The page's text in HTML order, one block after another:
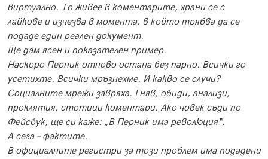
виртуално. То живее в коментарите, храни се с
лайкове и изчезва в момента, в който трябва да се
подаде един реален документ.
Ще дам ясен и показателен пример.
Наскоро Перник отново остана без парно. Всички го
усетихте. Всички мръзнехме. И какво се случи?
Социалните мрежи завряха. Гняв, обиди, анализи,
проклятия, стотици коментари. Ако човек съди по
Фейсбук, ще си каже: „В Перник има революция“.
А сега – фактите.
В официалните регистри за този проблем има подадени